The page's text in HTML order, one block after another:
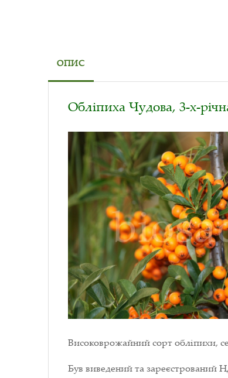
ОПИС
Обліпиха Чудова, 3-х-
Високоврожайний сорт обліпихи,
Був виведений та зареєстрований